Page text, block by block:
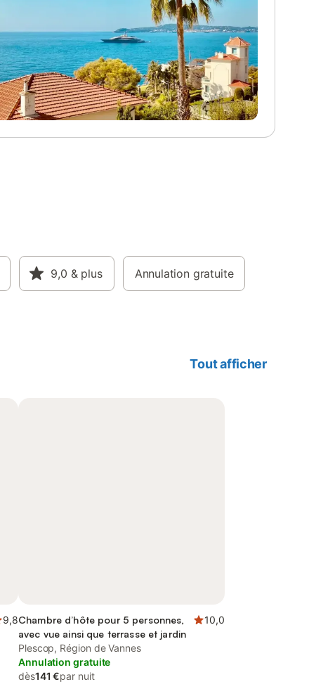
9,0 & plus Annulation gratuite
Tout afficher
9,8Chambre d’hôte pour 5 personnes,
avec vue ainsi que terrasse et jardin
10,0
Plescop, Région de Vannes
Annulation gratuite
dès141 €par nuit